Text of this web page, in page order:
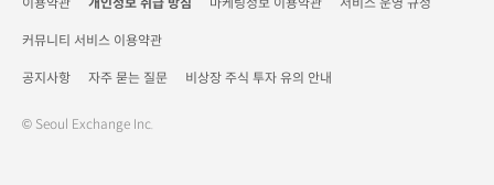
커뮤니티 서비스 이용약관
공지사항 자주 묻는 질문 비상장 주식 투자 유의 안내
© Seoul Exchange Inc.